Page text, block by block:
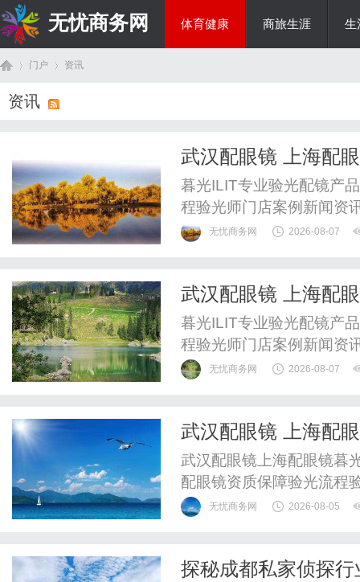
无忧商务网 体育健康 商旅生涯 生
门户 资讯
资讯
武汉配眼镜 上海配
暮光ILIT专业验光配镜产
程验光师门店案例新闻资
惠，兼顾高专业度与高性
无忧商务网 2026-08-07
武汉配眼镜 上海配
暮光ILIT专业验光配镜产
程验光师门店案例新闻资
惠，兼顾高专业度与高性
无忧商务网 2026-08-07
武汉配眼镜 上海配
武汉配眼镜上海配眼镜暮
配眼镜资质保障验光流程
惠，兼顾高专业度与高性
无忧商务网 2026-08-05
探秘成都私家侦探